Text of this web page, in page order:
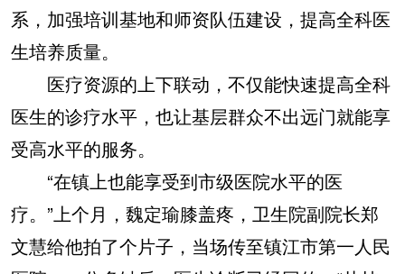
系，加强培训基地和师资队伍建设，提高全科医
生培养质量。
医疗资源的上下联动，不仅能快速提高全科
医生的诊疗水平，也让基层群众不出远门就能享
受高水平的服务。
“在镇上也能享受到市级医院水平的医
疗。”上个月，魏定瑜膝盖疼，卫生院副院长郑
文慧给他拍了个片子，当场传至镇江市第一人民